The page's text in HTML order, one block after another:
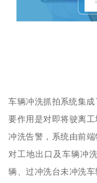
车辆冲洗抓拍系统集
要作用是对即将驶离
冲洗告警，系统由前
对工地出口及车辆冲
辆、过冲洗台未冲洗